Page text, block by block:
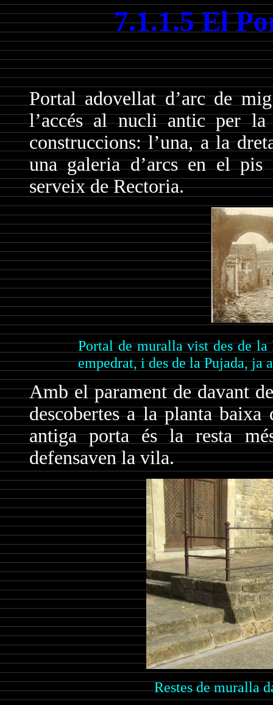
7.1.1.5 El
Portal adovellat d’arc de
l’accés al nucli antic per la
construccions: l’una, a la
una galeria d’arcs en el pis
serveix de Rectoria.
Portal de muralla vist des de la
empedrat, i des de la Pujada, ja
Amb el parament de davant
descobertes a la planta
antiga porta és la resta
defensaven la vila.
Restes de muralla